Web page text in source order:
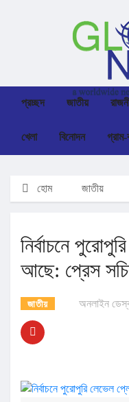
প্রচ্ছদ জাতীয়
খেলা বিনোদন গ্রাম-
হোম জাতীয়
নির্বাচনে
আছে: প্রেস
জাতীয় অনলাইন